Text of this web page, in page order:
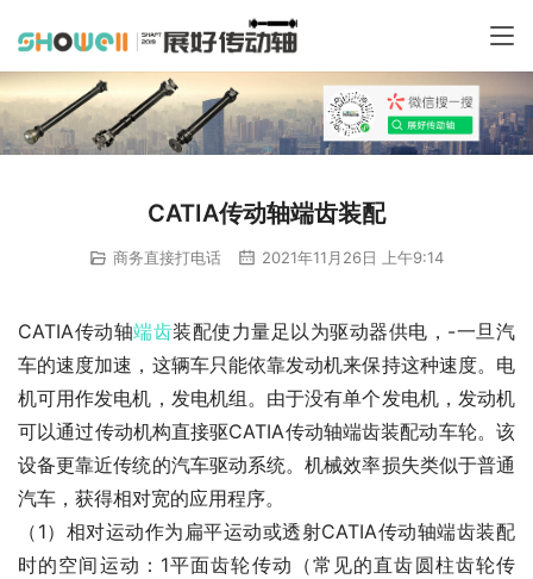
CATIA传动轴端齿装配
商务直接打电话 2021年11月26日 上午9:14
CATIA传动轴端齿装配使力量足以为驱动器供电，-一旦汽
车的速度加速，这辆车只能依靠发动机来保持这种速度。电
机可用作发电机，发电机组。由于没有单个发电机，发动机
可以通过传动机构直接驱CATIA传动轴端齿装配动车轮。该
设备更靠近传统的汽车驱动系统。机械效率损失类似于普通
汽车，获得相对宽的应用程序。
（1）相对运动作为扁平运动或透射CATIA传动轴端齿装配
时的空间运动：1平面齿轮传动（常见的直齿圆柱齿轮传